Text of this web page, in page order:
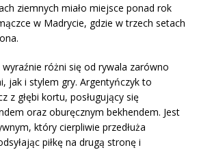
ziemnych miało miejsce ponad rok
w Madrycie, gdzie w trzech setach
różni się od rywala zarówno
jak i stylem gry. Argentyńczyk to
z głębi kortu, posługujący się
oraz oburęcznym bekhendem. Jest
który cierpliwie przedłuża
piłkę na drugą stronę i